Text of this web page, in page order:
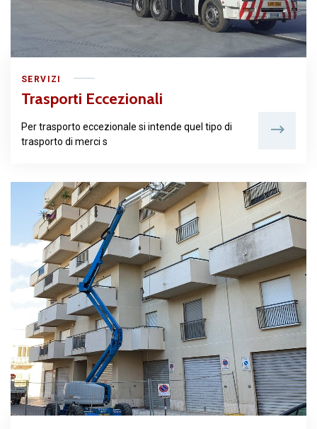
SERVIZI
Trasporti Eccezionali
Per trasporto eccezionale si intende quel tipo di
trasporto di merci s